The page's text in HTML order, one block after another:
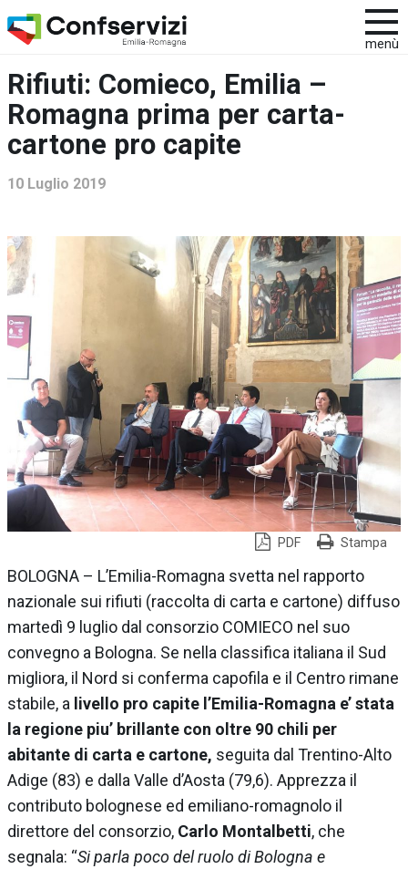
menù
Rifiuti: Comieco, Emilia –
Romagna prima per carta-
cartone pro capite
10 Luglio 2019
PDF Stampa
BOLOGNA – L’Emilia-Romagna svetta nel rapporto
nazionale sui rifiuti (raccolta di carta e cartone) diffuso
martedì 9 luglio dal consorzio COMIECO nel suo
convegno a Bologna. Se nella classifica italiana il Sud
migliora, il Nord si conferma capofila e il Centro rimane
stabile, a livello pro capite l’Emilia-Romagna e’ stata
la regione piu’ brillante con oltre 90 chili per
abitante di carta e cartone, seguita dal Trentino-Alto
Adige (83) e dalla Valle d’Aosta (79,6). Apprezza il
contributo bolognese ed emiliano-romagnolo il
direttore del consorzio, Carlo Montalbetti, che
segnala: “Si parla poco del ruolo di Bologna e